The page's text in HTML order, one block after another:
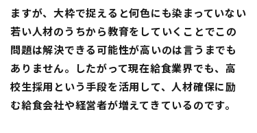
ますが、大枠で捉えると何色にも染まっていない
若い人材のうちから教育をしていくことでこの
問題は解決できる可能性が高いのは言うまでも
ありません。したがって現在給食業界でも、高
校生採用という手段を活用して、人材確保に励
む給食会社や経営者が増えてきているのです。